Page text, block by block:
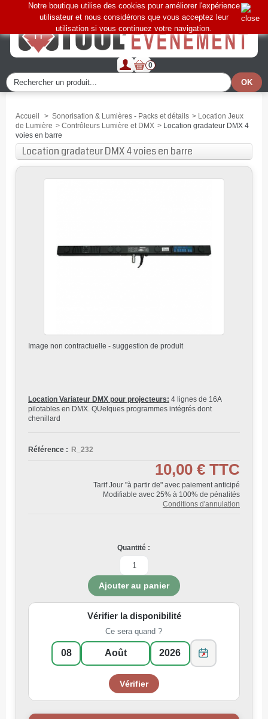
0
Notre boutique utilise des cookies pour améliorer l'expérience
utilisateur et nous considérons que vous acceptez leur
utilisation si vous continuez votre navigation.
Accueil > Sonorisation & Lumières - Packs et détails > Location Jeux
de Lumière > Contrôleurs Lumière et DMX > Location gradateur DMX 4
voies en barre
Location gradateur DMX 4 voies en barre
Image non contractuelle - suggestion de produit
Location Variateur DMX pour projecteurs: 4 lignes de 16A
pilotables en DMX. QUelques programmes intégrés dont
chenillard
Référence : R_232
10,00 € TTC
Tarif Jour "à partir de" avec paiement anticipé
Modifiable avec 25% à 100% de pénalités
Conditions d'annulation
Quantité :
Vérifier la disponibilité
Ce sera quand ?